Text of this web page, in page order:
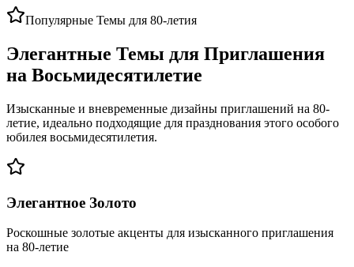
Популярные Темы для 80-летия
Элегантные Темы для Приглашения
на Восьмидесятилетие
Изысканные и вневременные дизайны приглашений на 80-
летие, идеально подходящие для празднования этого особого
юбилея восьмидесятилетия.
Элегантное Золото
Роскошные золотые акценты для изысканного приглашения
на 80-летие